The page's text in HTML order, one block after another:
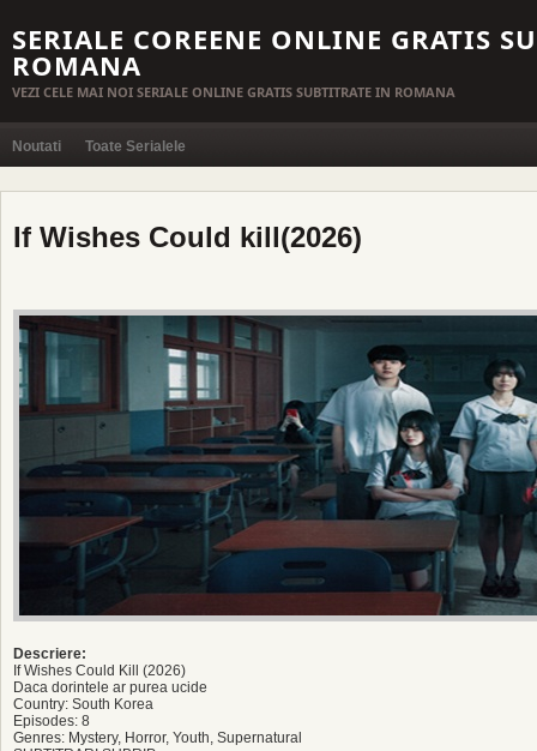
SERIALE COREENE ONLINE GRATIS
ROMANA
VEZI CELE MAI NOI SERIALE ONLINE GRATIS SUBTITRATE IN ROMANA
Noutati Toate Serialele
If Wishes Could kill(2026)
Descriere:
If Wishes Could Kill (2026)
Daca dorintele ar purea ucide
Country: South Korea
Episodes: 8
Genres: Mystery, Horror, Youth, Supernatural